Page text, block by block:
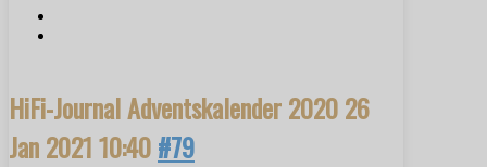
HiFi-Journal Adventskalender 202026
Jan 2021 10:40#79